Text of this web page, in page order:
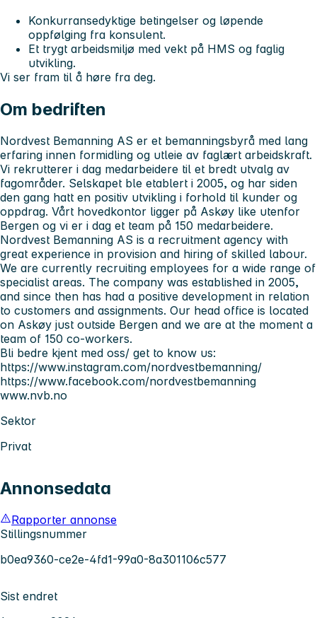
Konkurransedyktige betingelser og løpende
oppfølging fra konsulent.
Et trygt arbeidsmiljø med vekt på HMS og faglig
utvikling.
Vi ser fram til å høre fra deg.
Om bedriften
Nordvest Bemanning AS er et bemanningsbyrå med lang
erfaring innen formidling og utleie av faglært arbeidskraft.
Vi rekrutterer i dag medarbeidere til et bredt utvalg av
fagområder. Selskapet ble etablert i 2005, og har siden
den gang hatt en positiv utvikling i forhold til kunder og
oppdrag. Vårt hovedkontor ligger på Askøy like utenfor
Bergen og vi er i dag et team på 150 medarbeidere.
Nordvest Bemanning AS is a recruitment agency with
great experience in provision and hiring of skilled labour.
We are currently recruiting employees for a wide range of
specialist areas. The company was established in 2005,
and since then has had a positive development in relation
to customers and assignments. Our head office is located
on Askøy just outside Bergen and we are at the moment a
team of 150 co-workers.
Bli bedre kjent med oss/ get to know us:
https://www.instagram.com/nordvestbemanning/
https://www.facebook.com/nordvestbemanning
www.nvb.no
Sektor
Privat
Annonsedata
Rapporter annonse
Stillingsnummer
b0ea9360-ce2e-4fd1-99a0-8a301106c577
Sist endret